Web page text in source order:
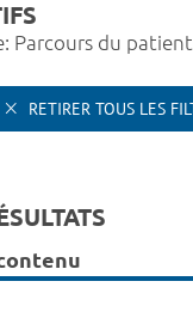
Parcours du patient
RETIRER TOUS LES